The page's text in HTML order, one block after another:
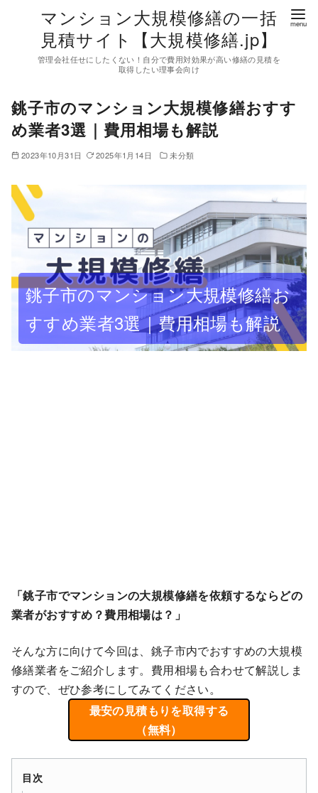
マンション大規模修繕の一括
見積サイト【大規模修繕.jp】
管理会社任せにしたくない！自分で費用対効果が高い修繕の見積を
取得したい理事会向け
銚子市のマンション大規模修繕おすす
め業者3選｜費用相場も解説
2023年10月31日 2025年1月14日 未分類
銚子市のマンション大規模修繕お
すすめ業者3選｜費用相場も解説
「銚子市でマンションの大規模修繕を依頼するならどの
業者がおすすめ？費用相場は？」
そんな方に向けて今回は、銚子市内でおすすめの大規模
修繕業者をご紹介します。費用相場も合わせて解説しま
すので、ぜひ参考にしてみてください。
最安の見積もりを取得する
（無料）
目次